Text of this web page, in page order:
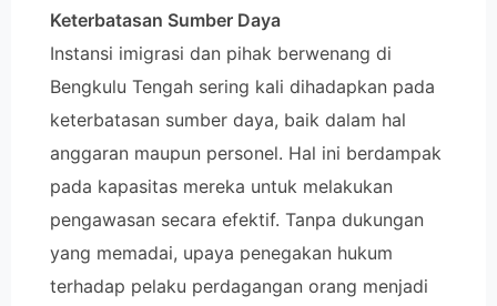
Keterbatasan Sumber Daya
Instansi imigrasi dan pihak berwenang di
Bengkulu Tengah sering kali dihadapkan pada
keterbatasan sumber daya, baik dalam hal
anggaran maupun personel. Hal ini berdampak
pada kapasitas mereka untuk melakukan
pengawasan secara efektif. Tanpa dukungan
yang memadai, upaya penegakan hukum
terhadap pelaku perdagangan orang menjadi